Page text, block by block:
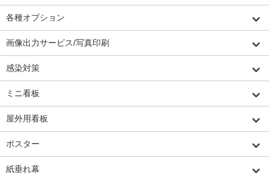
各種オプション
画像出力サービス/写真印刷
感染対策
ミニ看板
屋外用看板
ポスター
紙垂れ幕